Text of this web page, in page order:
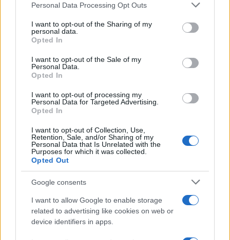
Personal Data Processing Opt Outs
I want to opt-out of the Sharing of my
personal data.
Opted In
I want to opt-out of the Sale of my
Personal Data.
Opted In
I want to opt-out of processing my
Personal Data for Targeted Advertising.
Opted In
I want to opt-out of Collection, Use,
Retention, Sale, and/or Sharing of my
Personal Data that Is Unrelated with the
Purposes for which it was collected.
Opted Out
Google consents
I want to allow Google to enable storage
related to advertising like cookies on web or
device identifiers in apps.
Studenti disattenti
Gli studenti insomma si stanno riducendo a
Alessandra Farneti nel suo Salve prof
Esercizi di
sopravvivenza all’università
della conoscenza privi di strumenti adeguati ed
esposti, per soprammercato, alla
enormi difficoltà cui essi vanno incontro. Non è
tutto. L’insegnamento digitale potrebbe non
garantire quel quantum di educazione e
apprendimento necessari al raggiungimento di
una preparazione degna del nome.
#DIDATTICA A DISTANZA